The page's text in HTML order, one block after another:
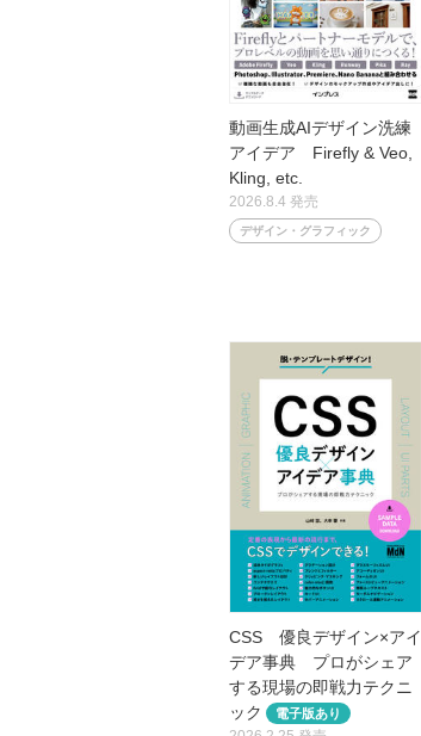
動画生成AIデザイン洗練
アイデア Firefly & Veo,
Kling, etc.
2026.8.4 発売
デザイン・グラフィック
CSS 優良デザイン×アイ
デア事典 プロがシェア
する現場の即戦力テクニ
ック